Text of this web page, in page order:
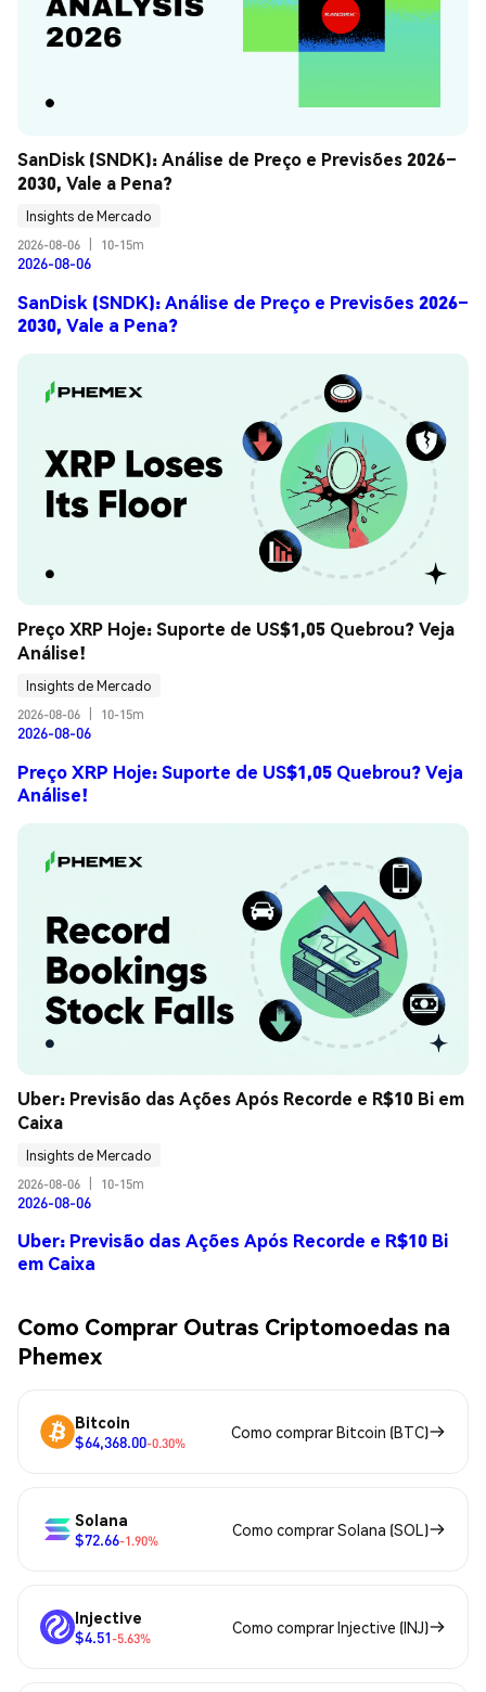
SanDisk (SNDK): Análise de Preço e Previsões 2026–
2030, Vale a Pena?
Insights de Mercado
2026-08-06
10-15m
2026-08-06
SanDisk (SNDK): Análise de Preço e Previsões 2026–
2030, Vale a Pena?
Preço XRP Hoje: Suporte de US$1,05 Quebrou? Veja
Análise!
Insights de Mercado
2026-08-06
10-15m
2026-08-06
Preço XRP Hoje: Suporte de US$1,05 Quebrou? Veja
Análise!
Uber: Previsão das Ações Após Recorde e R$10 Bi em
Caixa
Insights de Mercado
2026-08-06
10-15m
2026-08-06
Uber: Previsão das Ações Após Recorde e R$10 Bi
em Caixa
Como Comprar Outras Criptomoedas na
Phemex
Bitcoin
$64,368.00-0.30%
Como comprar Bitcoin (BTC)
Solana
$72.66-1.90%
Como comprar Solana (SOL)
Injective
$4.51-5.63%
Como comprar Injective (INJ)